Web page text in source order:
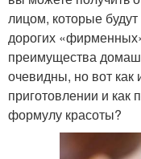
лицом, которые
дорогих
преимущества
очевидны, но вот как
приготовлении и как
формулу красоты?